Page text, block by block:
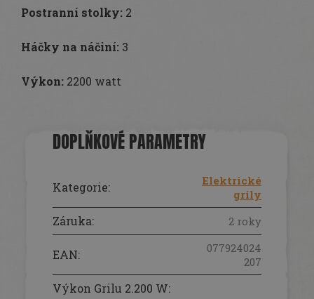
Postranní stolky: 2
Háčky na náčiní: 3
Výkon: 2200 watt
DOPLŇKOVÉ PARAMETRY
Kategorie:
Elektrické
grily
Záruka: 2 roky
EAN:
077924024
207
Výkon Grilu 2.200 W: